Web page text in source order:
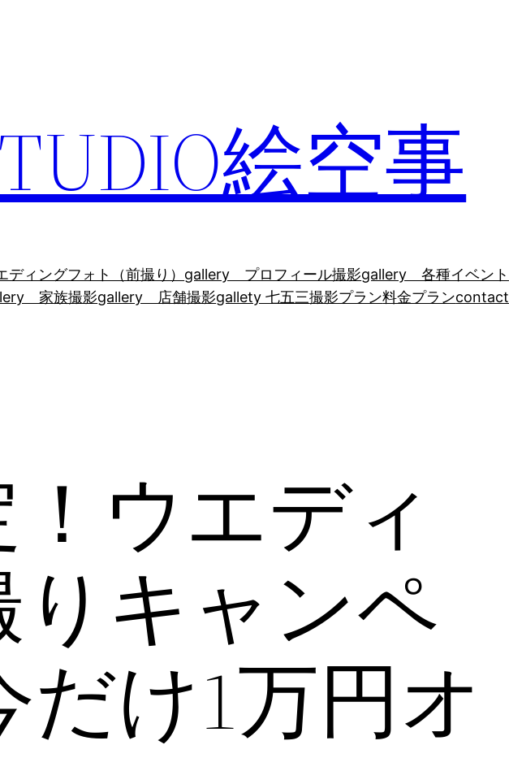
絵空事
ィングフォト（前撮り） gallery プロフィール撮影gallery 各種イベント
家族撮影gallery 店舗撮影gallety 七五三撮影プラン料金プランcontact
ウエディ
キャンペ
だけ1万円オ